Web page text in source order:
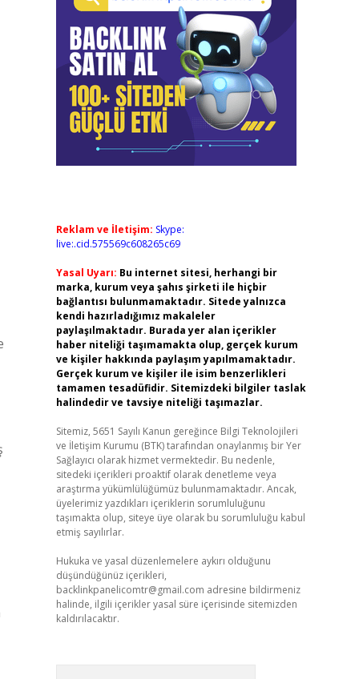
Reklam ve İletişim: Skype:
live:.cid.575569c608265c69
Yasal Uyarı: Bu internet sitesi, herhangi bir
marka, kurum veya şahıs şirketi ile hiçbir
bağlantısı bulunmamaktadır. Sitede yalnızca
kendi hazırladığımız makaleler
paylaşılmaktadır. Burada yer alan içerikler
haber niteliği taşımamakta olup, gerçek kurum
ve kişiler hakkında paylaşım yapılmamaktadır.
Gerçek kurum ve kişiler ile isim benzerlikleri
tamamen tesadüfidir. Sitemizdeki bilgiler taslak
halindedir ve tavsiye niteliği taşımazlar.
Sitemiz, 5651 Sayılı Kanun gereğince Bilgi Teknolojileri
ve İletişim Kurumu (BTK) tarafından onaylanmış bir Yer
Sağlayıcı olarak hizmet vermektedir. Bu nedenle,
sitedeki içerikleri proaktif olarak denetleme veya
araştırma yükümlülüğümüz bulunmamaktadır. Ancak,
üyelerimiz yazdıkları içeriklerin sorumluluğunu
taşımakta olup, siteye üye olarak bu sorumluluğu kabul
etmiş sayılırlar.
Hukuka ve yasal düzenlemelere aykırı olduğunu
düşündüğünüz içerikleri,
backlinkpanelicomtr@gmail.com adresine bildirmeniz
halinde, ilgili içerikler yasal süre içerisinde sitemizden
kaldırılacaktır.